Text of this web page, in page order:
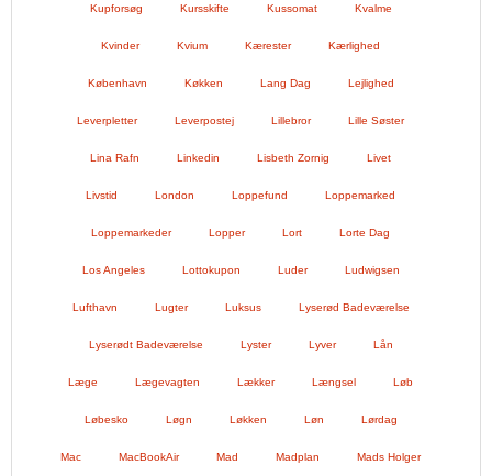
Kupforsøg Kursskifte Kussomat Kvalme
Kvinder Kvium Kærester Kærlighed
København Køkken Lang Dag Lejlighed
Leverpletter Leverpostej Lillebror Lille Søster
Lina Rafn Linkedin Lisbeth Zornig Livet
Livstid London Loppefund Loppemarked
Loppemarkeder Lopper Lort Lorte Dag
Los Angeles Lottokupon Luder Ludwigsen
Lufthavn Lugter Luksus Lyserød Badeværelse
Lyserødt Badeværelse Lyster Lyver Lån
Læge Lægevagten Lækker Længsel Løb
Løbesko Løgn Løkken Løn Lørdag
Mac MacBookAir Mad Madplan Mads Holger